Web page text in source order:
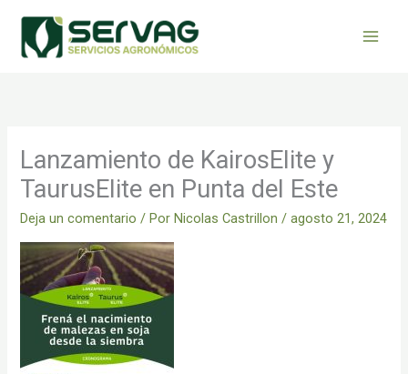
contenido
Lanzamiento de KairosElite y
TaurusElite en Punta del Este
Deja un comentario / PorNicolas Castrillon/agosto 21, 2024